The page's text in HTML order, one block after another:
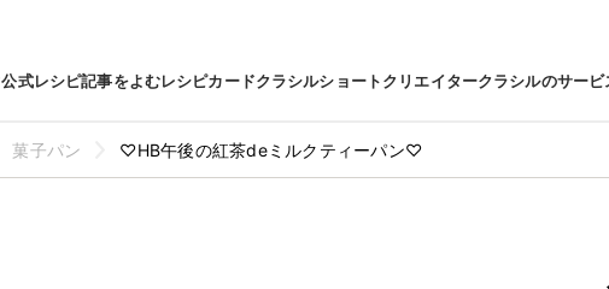
公式レシピ記事をよむレシピカードクラシルショートクリエイタークラシルのサービ
菓子パン ♡HB午後の紅茶deミルクティーパン♡